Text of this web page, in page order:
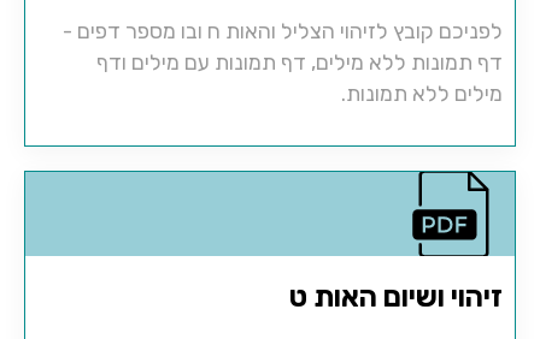
לפניכם קובץ לזיהוי הצליל והאות ח ובו מספר דפים -
דף תמונות ללא מילים, דף תמונות עם מילים ודף
מילים ללא תמונות.
זיהוי ושיום האות ט